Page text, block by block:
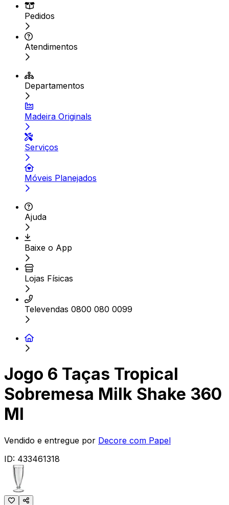
Pedidos
Atendimentos
Departamentos
Madeira Originals
Serviços
Móveis Planejados
Ajuda
Baixe o App
Lojas Físicas
Televendas 0800 080 0099
Jogo 6 Taças Tropical
Sobremesa Milk Shake 360
Ml
Vendido e entregue por Decore com Papel
ID: 433461318